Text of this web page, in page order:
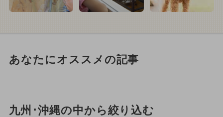
あなたにオススメの記事
九州･沖縄の中から絞り込む